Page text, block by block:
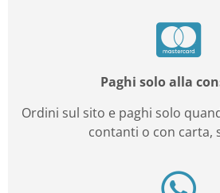
Paghi solo alla
Ordini sul sito e paghi solo
contanti o con carta,